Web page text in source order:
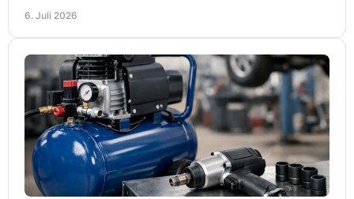
6. Juli 2026